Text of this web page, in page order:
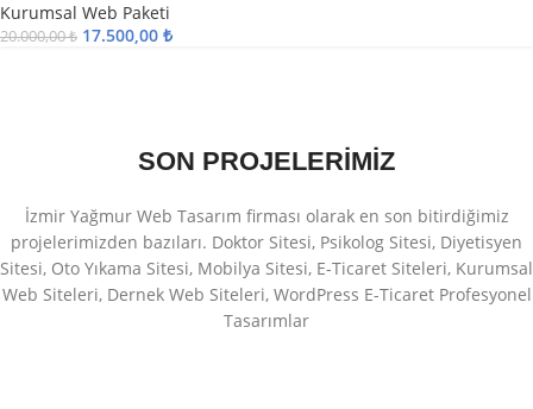
Kurumsal Web Paketi
20.000,00₺ 17.500,00 ₺
SON PROJELERİMİZ
İzmir Yağmur Web Tasarım firması olarak en son bitirdiğimiz
projelerimizden bazıları. Doktor Sitesi, Psikolog Sitesi, Diyetisyen
Sitesi, Oto Yıkama Sitesi, Mobilya Sitesi, E-Ticaret Siteleri, Kurumsal
Web Siteleri, Dernek Web Siteleri, WordPress E-Ticaret Profesyonel
Tasarımlar